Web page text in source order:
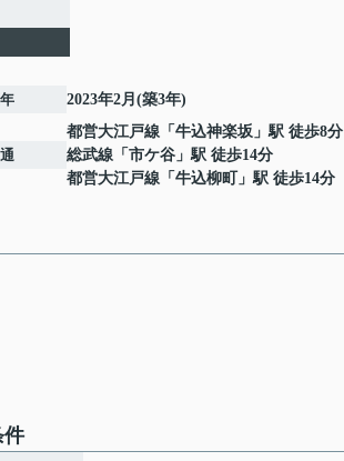
2023年2月(築3年)
都営大江戸線 「 牛込神楽坂 」駅 徒歩8分
総武線 「 市ケ谷 」駅 徒歩14分
都営大江戸線 「 牛込柳町 」駅 徒歩14分
件